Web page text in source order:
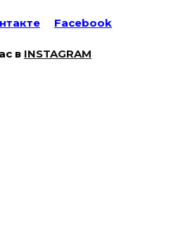
Facebook
в INSTAGRAM